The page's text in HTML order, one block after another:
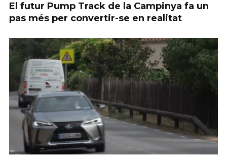
El futur Pump Track de la Campinya fa un
pas més per convertir-se en realitat